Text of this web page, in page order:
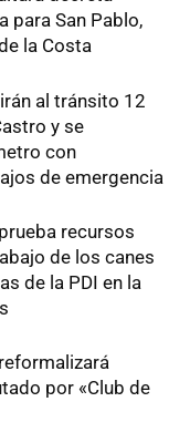
para San Pablo,
la Costa
al tránsito 12
y se
con
de emergencia
recursos
de los canes
de la PDI en la
por «Club de